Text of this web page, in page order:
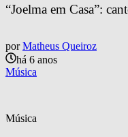
“Joelma em Casa”:
por Matheus Queiroz
há 6 anos
Música
Música